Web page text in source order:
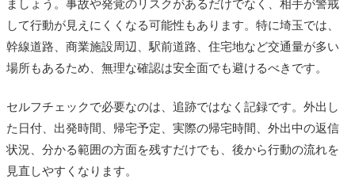
ましょう。事故や発覚のリスクがあるだけでなく、相手が警戒
して行動が見えにくくなる可能性もあります。特に埼玉では、
幹線道路、商業施設周辺、駅前道路、住宅地など交通量が多い
場所もあるため、無理な確認は安全面でも避けるべきです。
セルフチェックで必要なのは、追跡ではなく記録です。外出し
た日付、出発時間、帰宅予定、実際の帰宅時間、外出中の返信
状況、分かる範囲の方面を残すだけでも、後から行動の流れを
見直しやすくなります。